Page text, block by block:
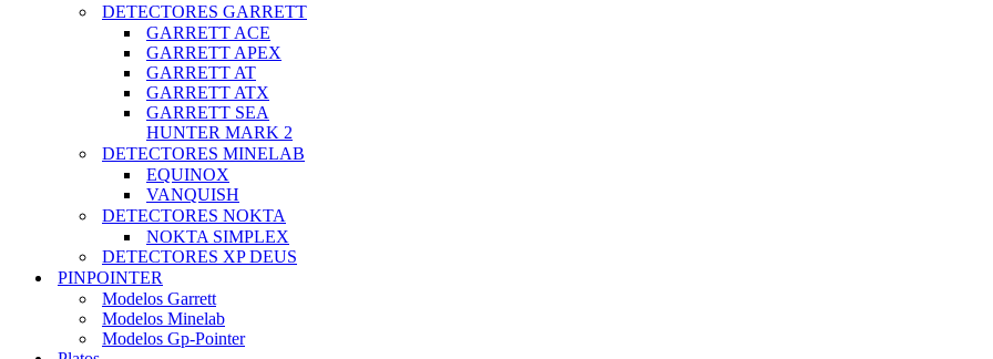
DETECTORES GARRETT
GARRETT ACE
GARRETT APEX
GARRETT AT
GARRETT ATX
GARRETT SEA
HUNTER MARK 2
DETECTORES MINELAB
EQUINOX
VANQUISH
DETECTORES NOKTA
NOKTA SIMPLEX
DETECTORES XP DEUS
PINPOINTER
Modelos Garrett
Modelos Minelab
Modelos Gp-Pointer